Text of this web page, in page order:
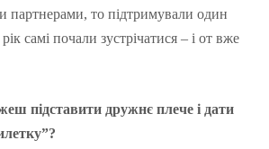
партнерами, то підтримували один
самі почали зустрічатися – і от вже
підставити дружнє плече і дати